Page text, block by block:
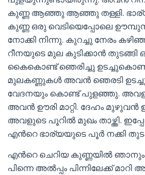
കുണ്ണ ആഞ്ഞു ആഞ്ഞു തള്ളി.
കുണ്ണ ഒരു വെടിയെപ്പോലെ
നോക്കി നിന്നു. കുറച്ചു നേരം
റീനയുടെ മുല കുടിക്കാൻ തുടങ്ങി
കൈകൊണ്ട് ഞെരിച്ചു
മുലകണ്ണുകൾ അവൻ ഞെരടി
വേദനയും കൊണ്ട് പുളഞ്ഞു.
അവൻ ഊരി മാറ്റി. ദേഹം മുഴുവൻ
അവളുടെ പൂറിൽ മുഖം താഴ്ത്തി.
എൻറെ ഭാര്യയുടെ പൂർ നക്കി
എൻറെ ചെറിയ കുണ്ണയിൽ ഞാനും
പിന്നെ അൽപ്പം പിന്നിലേക്ക്